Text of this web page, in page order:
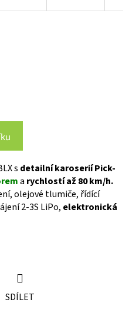
s detailní karoserií Pick-
a rychlostí až 80 km/h.
olejové tlumiče, řídící
2-3S LiPo, elektronická
SDÍLET